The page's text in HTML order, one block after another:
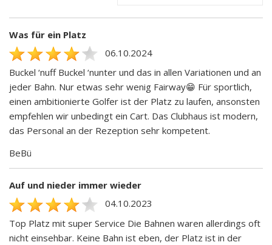
Was für ein Platz
06.10.2024
Buckel ‘nuff Buckel ‘nunter und das in allen Variationen und an
jeder Bahn. Nur etwas sehr wenig Fairway😁 Für sportlich,
einen ambitionierte Golfer ist der Platz zu laufen, ansonsten
empfehlen wir unbedingt ein Cart. Das Clubhaus ist modern,
das Personal an der Rezeption sehr kompetent.
BeBü
Auf und nieder immer wieder
04.10.2023
Top Platz mit super Service Die Bahnen waren allerdings oft
nicht einsehbar. Keine Bahn ist eben, der Platz ist in der